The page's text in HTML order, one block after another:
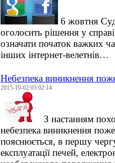
6 жовтня
оголосить рішення у
означати початок важких
інших інтернет-велетнів…
Небезпека виникнення
2015-10-02 03:02:14
З настанням
небезпека виникнення
пояснюється, в першу
експлуатації печей,